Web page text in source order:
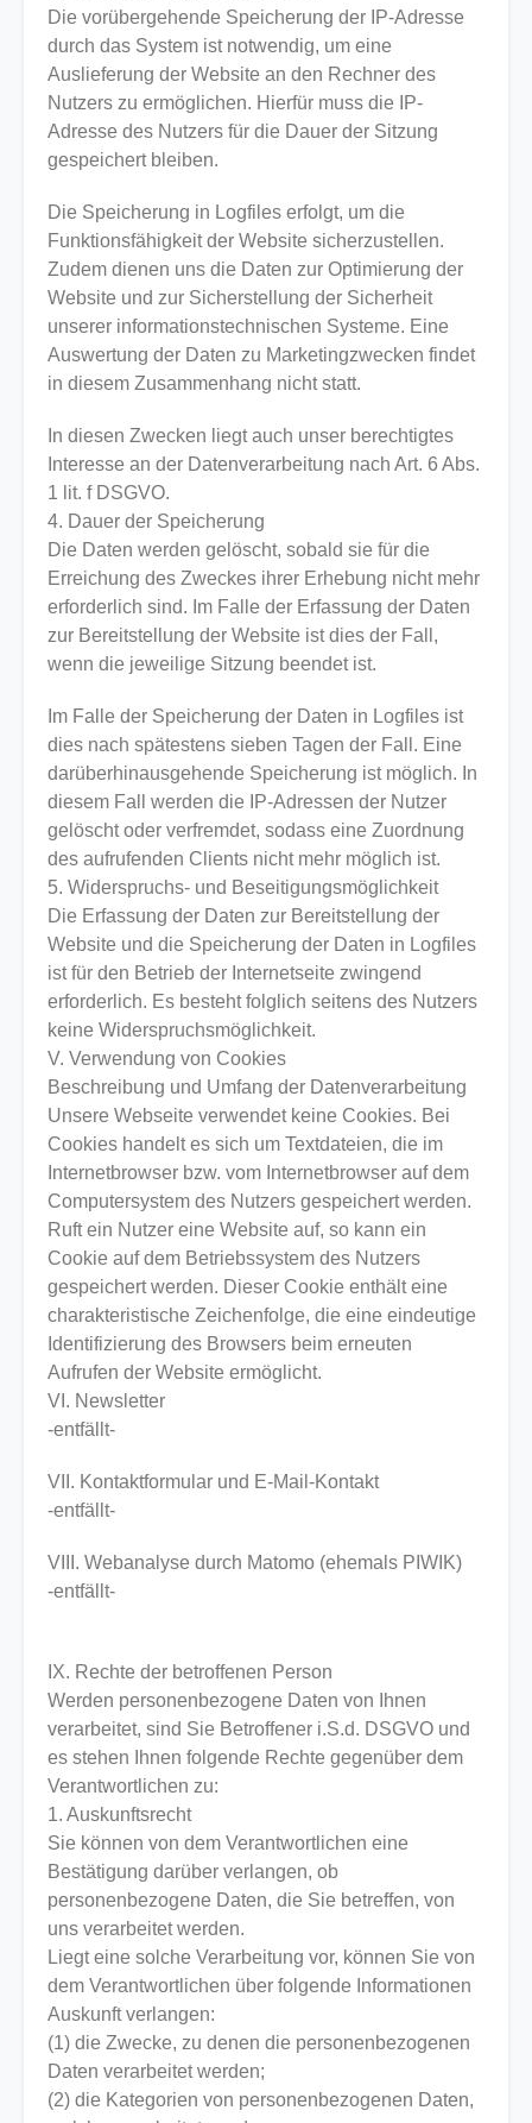
Die vorübergehende Speicherung der IP-Adresse
durch das System ist notwendig, um eine
Auslieferung der Website an den Rechner des
Nutzers zu ermöglichen. Hierfür muss die IP-
Adresse des Nutzers für die Dauer der Sitzung
gespeichert bleiben.
Die Speicherung in Logfiles erfolgt, um die
Funktionsfähigkeit der Website sicherzustellen.
Zudem dienen uns die Daten zur Optimierung der
Website und zur Sicherstellung der Sicherheit
unserer informationstechnischen Systeme. Eine
Auswertung der Daten zu Marketingzwecken findet
in diesem Zusammenhang nicht statt.
In diesen Zwecken liegt auch unser berechtigtes
Interesse an der Datenverarbeitung nach Art. 6 Abs.
1 lit. f DSGVO.
4. Dauer der Speicherung
Die Daten werden gelöscht, sobald sie für die
Erreichung des Zweckes ihrer Erhebung nicht mehr
erforderlich sind. Im Falle der Erfassung der Daten
zur Bereitstellung der Website ist dies der Fall,
wenn die jeweilige Sitzung beendet ist.
Im Falle der Speicherung der Daten in Logfiles ist
dies nach spätestens sieben Tagen der Fall. Eine
darüberhinausgehende Speicherung ist möglich. In
diesem Fall werden die IP-Adressen der Nutzer
gelöscht oder verfremdet, sodass eine Zuordnung
des aufrufenden Clients nicht mehr möglich ist.
5. Widerspruchs- und Beseitigungsmöglichkeit
Die Erfassung der Daten zur Bereitstellung der
Website und die Speicherung der Daten in Logfiles
ist für den Betrieb der Internetseite zwingend
erforderlich. Es besteht folglich seitens des Nutzers
keine Widerspruchsmöglichkeit.
V. Verwendung von Cookies
Beschreibung und Umfang der Datenverarbeitung
Unsere Webseite verwendet keine Cookies. Bei
Cookies handelt es sich um Textdateien, die im
Internetbrowser bzw. vom Internetbrowser auf dem
Computersystem des Nutzers gespeichert werden.
Ruft ein Nutzer eine Website auf, so kann ein
Cookie auf dem Betriebssystem des Nutzers
gespeichert werden. Dieser Cookie enthält eine
charakteristische Zeichenfolge, die eine eindeutige
Identifizierung des Browsers beim erneuten
Aufrufen der Website ermöglicht.
VI. Newsletter
-entfällt-
VII. Kontaktformular und E-Mail-Kontakt
-entfällt-
VIII. Webanalyse durch Matomo (ehemals PIWIK)
-entfällt-
IX. Rechte der betroffenen Person
Werden personenbezogene Daten von Ihnen
verarbeitet, sind Sie Betroffener i.S.d. DSGVO und
es stehen Ihnen folgende Rechte gegenüber dem
Verantwortlichen zu:
1. Auskunftsrecht
Sie können von dem Verantwortlichen eine
Bestätigung darüber verlangen, ob
personenbezogene Daten, die Sie betreffen, von
uns verarbeitet werden.
Liegt eine solche Verarbeitung vor, können Sie von
dem Verantwortlichen über folgende Informationen
Auskunft verlangen:
(1) die Zwecke, zu denen die personenbezogenen
Daten verarbeitet werden;
(2) die Kategorien von personenbezogenen Daten,